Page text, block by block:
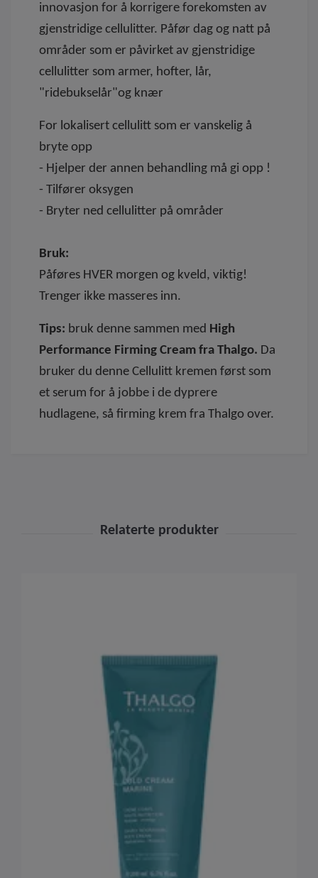
innovasjon for å korrigere forekomsten av
gjenstridige cellulitter. Påfør dag og natt på
områder som er påvirket av gjenstridige
cellulitter som armer, hofter, lår,
"ridebukselår"og knær
For lokalisert cellulitt som er vanskelig å
bryte opp
- Hjelper der annen behandling må gi opp !
- Tilfører oksygen
- Bryter ned cellulitter på områder
Bruk:
Påføres HVER morgen og kveld, viktig!
Trenger ikke masseres inn.
Tips: bruk denne sammen med High
Performance Firming Cream fra Thalgo. Da
bruker du denne Cellulitt kremen først som
et serum for å jobbe i de dyprere
hudlagene, så firming krem fra Thalgo over.